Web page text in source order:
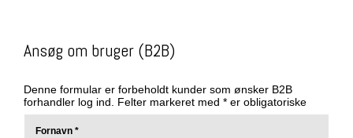
Ansøg om bruger (B2B)
Denne formular er forbeholdt kunder som ønsker B2B
forhandler log ind. Felter markeret med * er obligatoriske
Fornavn *